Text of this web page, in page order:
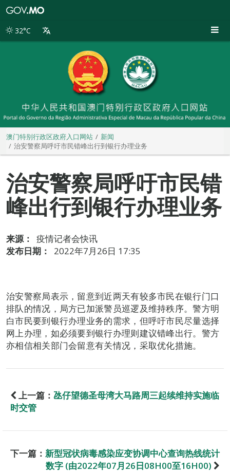
别
32°C
澳门特别行政区政府入口网站
新闻
治安警察局呼吁市民错峰出行到银行办理业务
治安警察局呼吁市民错
峰出行到银行办理业务
来源：
疫情记者会快讯
发布日期：
2022年7月26日 17:35
治安警察局表示，留意到近两天有较多市民在银行门口
排队的情况，局方已加派警员巡逻及维持秩序。警方明
白市民要到银行办理业务的需求，但呼吁市民尽量选择
网上办理，如必须要到银行办理则建议错峰出行。警方
亦相信相关部门会留意有关情况，采取优化措施。
上一篇： 氹仔望德圣母湾大马路周三起续维持实施临
时交管
下一篇： 新型冠状病毒感染应变协调中心查询热线统计
数字 (由2022年07月26日08H00至16H00)